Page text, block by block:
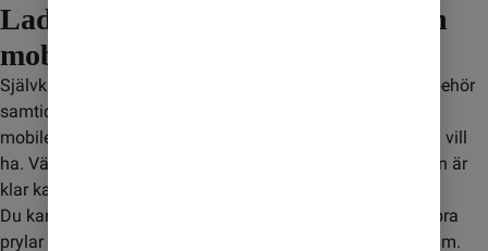
Laddare, skal och hörlurar till din
mobil
Självklart ska du kunna köpa laddare, skal eller andra tillbehör
samtidigt som du köper mobil på comviq.se. Till de flesta
mobiler finns det utvalda tillbehör som passar just den du vill
ha. Välj först vilken
du vill köpa. Innan beställningen är
klar kan du enkelt lägga till de tillbehör du vill ha.
Du kan också besöka vår
med massor av bra
prylar som till exempel laddare, skal, hörlurar, högtalare mm.